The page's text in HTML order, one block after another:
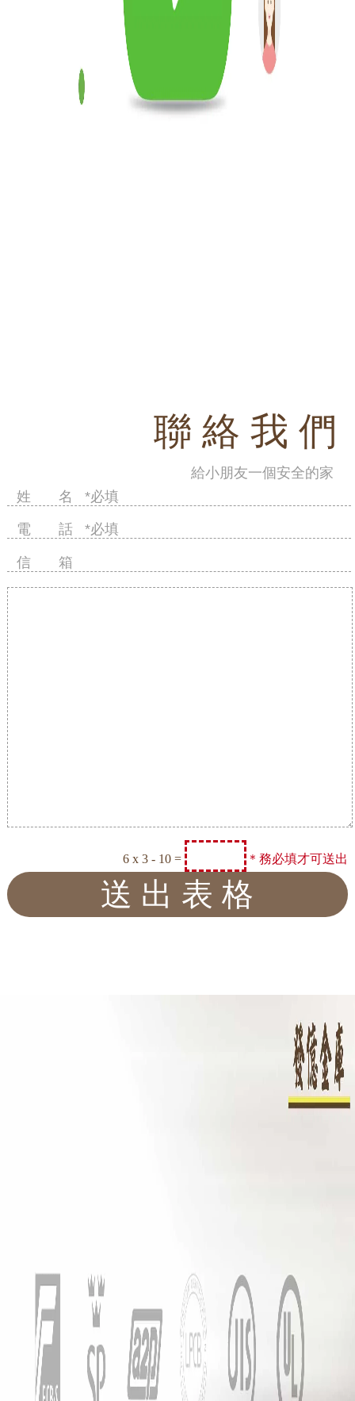
聯 絡 我 們
給小朋友一個安全的家
6 x 3 - 10 = ＊務必填才可送出